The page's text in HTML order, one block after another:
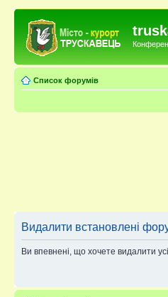
Список форумів
Видалити встановлені
Ви впевнені, що хочете видалити